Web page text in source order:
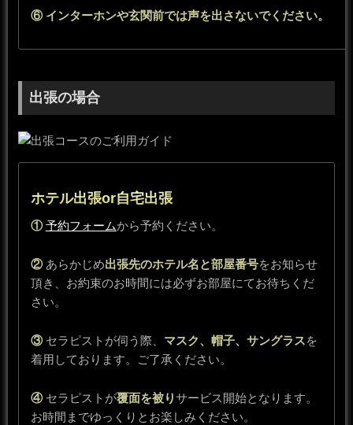
⑥ インターホンや玄関前では声を出さないでください。
出張の場合
ホテル出張or自宅出張
① 予約フォームから予約ください。
②あらかじめ出張先のホテル名と部屋番号をお知らせ
頂き、お約束のお時間には必ずお部屋にてお待ちくだ
さい。
③セラピストが伺う際、 マスク、帽子、サングラスを
着用しております。ご了承ください。
④セラピストが覆面を被りサービス開始となります。
お時間までゆっくりとお楽しみください。